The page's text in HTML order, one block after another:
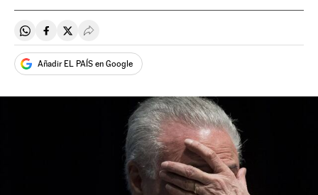
Compartir en Whatsapp
Compartir en Facebook
Compartir en Twitter
Desplegar Redes Sociales
Añadir EL PAÍS en Google